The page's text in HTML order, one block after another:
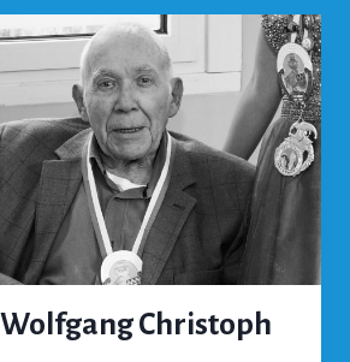
Christoph